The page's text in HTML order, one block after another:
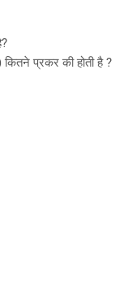
प्रकर की होती है ?